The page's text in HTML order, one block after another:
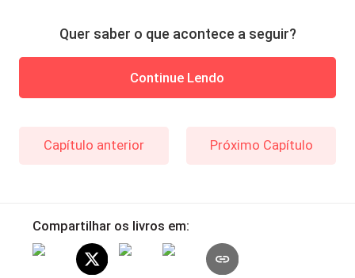
Quer saber o que acontece a seguir?
Continue Lendo
Capítulo anterior Próximo Capítulo
Compartilhar os livros em: